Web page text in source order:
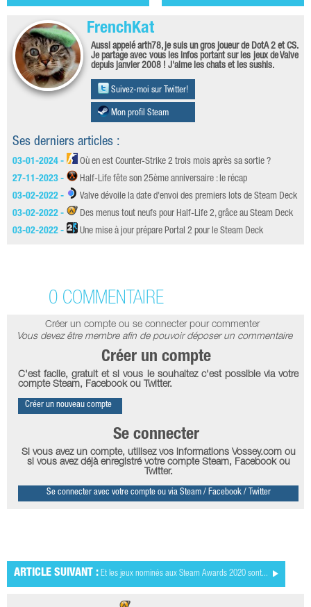
FrenchKat
Aussi appelé arth78, je suis un gros joueur de DotA 2 et CS.
Je partage avec vous les infos portant sur les jeux de Valve
depuis janvier 2008 ! J'aime les chats et les sushis.
Suivez-moi sur Twitter!
Mon profil Steam
Ses derniers articles :
03-01-2024 -
Où en est Counter-Strike 2 trois mois après sa sortie ?
27-11-2023 -
Half-Life fête son 25ème anniversaire : le récap
03-02-2022 -
Valve dévoile la date d'envoi des premiers lots de Steam Deck
03-02-2022 -
Des menus tout neufs pour Half-Life 2, grâce au Steam Deck
03-02-2022 -
Une mise à jour prépare Portal 2 pour le Steam Deck
0 COMMENTAIRE
Créer un compte ou se connecter pour commenter
Vous devez être membre afin de pouvoir déposer un commentaire
Créer un compte
C'est facile, gratuit et si vous le souhaitez c'est possible via votre
compte Steam, Facebook ou Twitter.
Créer un nouveau compte
Se connecter
Si vous avez un compte, utilisez vos informations Vossey.com ou
si vous avez déjà enregistré votre compte Steam, Facebook ou
Twitter.
Se connecter avec votre compte ou via Steam / Facebook / Twitter
ARTICLE SUIVANT : Et les jeux nominés aux Steam Awards 2020 sont...